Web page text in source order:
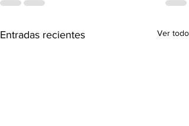
Entradas recientes Ver todo